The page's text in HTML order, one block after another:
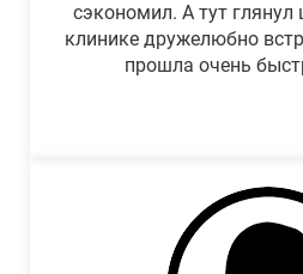
сэкономил. А тут
клинике дружелюбно
прошла очень